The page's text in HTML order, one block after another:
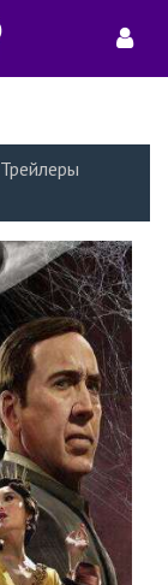
Трейлеры